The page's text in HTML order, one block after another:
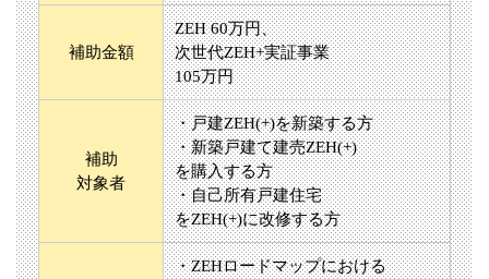
補助金額
ZEH 60万円、
次世代ZEH+実証事業
105万円
補助
対象者
・戸建ZEH(+)を新築する方
・新築戸建て建売ZEH(+)
を購入する方
・自己所有戸建住宅
をZEH(+)に改修する方
・ZEHロードマップにおける